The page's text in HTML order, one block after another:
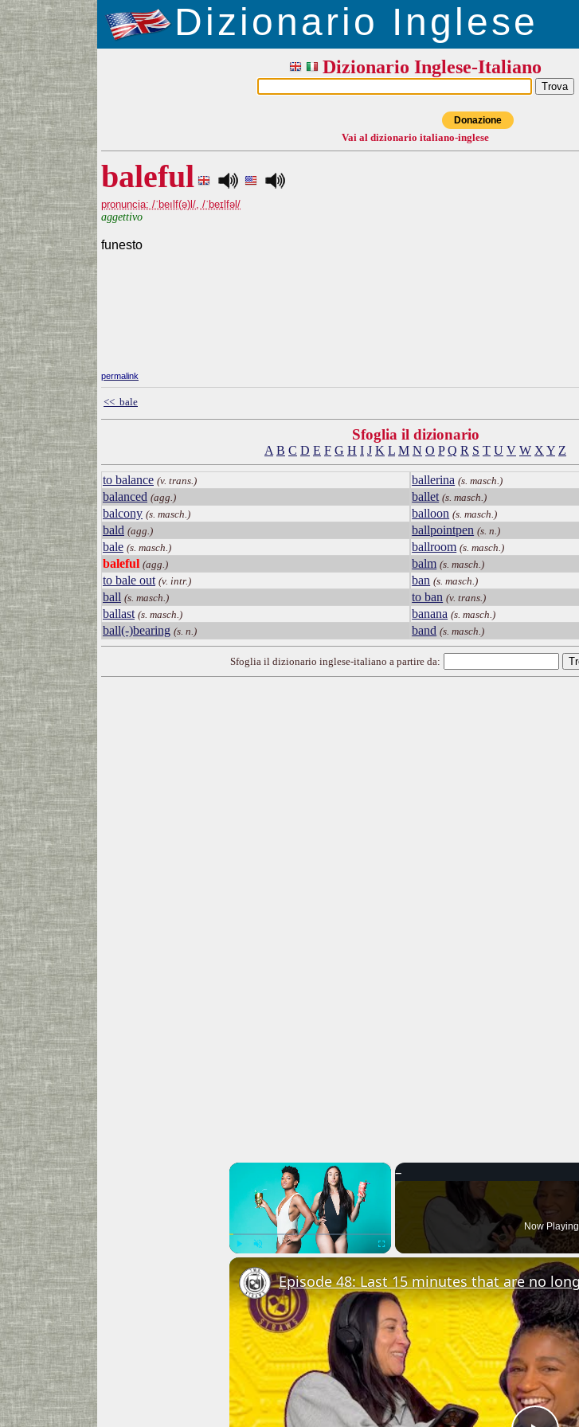
Dizionario Inglese
Dizionario Inglese-Italiano
Donazione
Vai al dizionario italiano-inglese
baleful
pronuncia: /ˈbeılf(ə)l/, /ˈbeɪlfəl/
aggettivo
funesto
permalink
<< bale
Sfoglia il dizionario
A B C D E F G H I J K L M N O P Q R S T U V W X Y Z
to balance (v. trans.)
balanced (agg.)
balcony (s. masch.)
bald (agg.)
bale (s. masch.)
baleful (agg.)
to bale out (v. intr.)
ball (s. masch.)
ballast (s. masch.)
ball(-)bearing (s. n.)
ballerina (s. masch.)
ballet (s. masch.)
balloon (s. masch.)
ballpointpen (s. n.)
ballroom (s. masch.)
balm (s. masch.)
ban (s. masch.)
to ban (v. trans.)
banana (s. masch.)
band (s. masch.)
Sfoglia il dizionario inglese-italiano a partire da:
×
Now Playing